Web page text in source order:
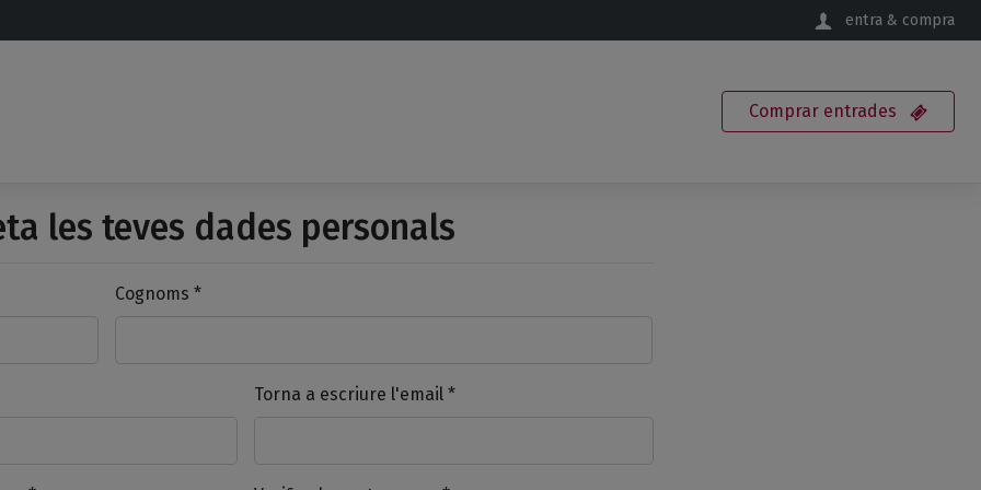
entra & compra
Comprar entrades
les teves dades personals
Cognoms *
Torna a escriure l'email *